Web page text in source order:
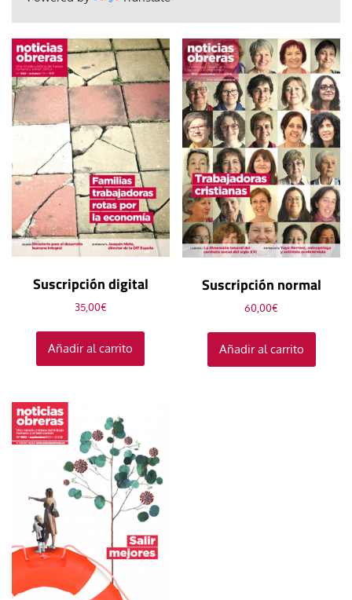
Suscripción digital
35,00€
Añadir al carrito
Suscripción normal
60,00€
Añadir al carrito